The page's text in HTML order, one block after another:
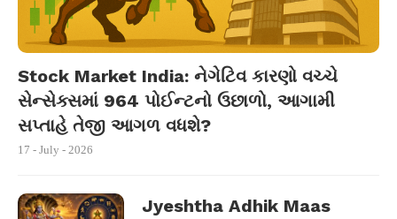
Stock Market India: નેગેટિવ કારણો વચ્ચે
સેન્સેક્સમાં 964 પોઈન્ટનો ઉછાળો, આગામી
સપ્તાહે તેજી આગળ વધશે?
17 - July - 2026
Jyeshtha Adhik Maas